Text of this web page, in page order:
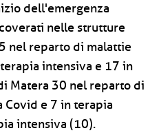
dell'emergenza
nelle strutture
nel reparto di malattie
intensiva e 17 in
Matera 30 nel reparto di
e 7 in terapia
intensiva (10).